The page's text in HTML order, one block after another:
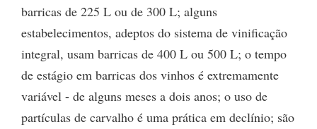
barricas de 225 L ou de 300 L; alguns
estabelecimentos, adeptos do sistema de vinificação
integral, usam barricas de 400 L ou 500 L; o tempo
de estágio em barricas dos vinhos é extremamente
variável - de alguns meses a dois anos; o uso de
partículas de carvalho é uma prática em declínio; são